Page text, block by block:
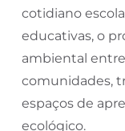
cotidiano
educativas, o
ambiental
comunidades,
espaços de
ecológico.